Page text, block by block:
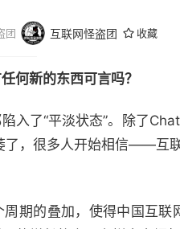
团 互联网怪盗团 收藏
何新的东西可言吗？
入了“平淡状态”。除了
了，很多人开始相信——互
期的叠加，使得中国互